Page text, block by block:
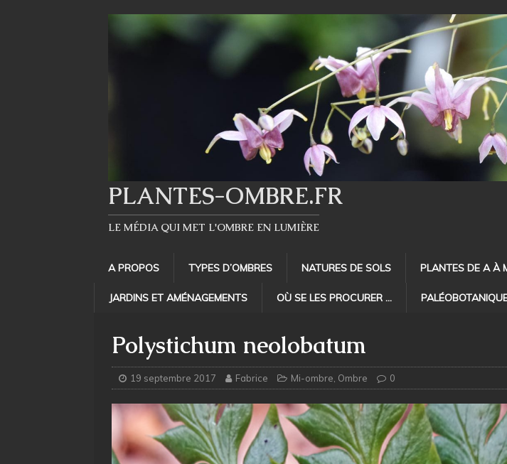
PLANTES-OMBRE.FR
LE MÉDIA QUI MET L'OMBRE EN LUMIÈRE
A PROPOS TYPES D’OMBRES NATURES DE SOLS PLANTES DE A À
JARDINS ET AMÉNAGEMENTS OÙ SE LES PROCURER …
Polystichum neolobatum
19 septembre 2017 Fabrice Mi-ombre Ombre 0